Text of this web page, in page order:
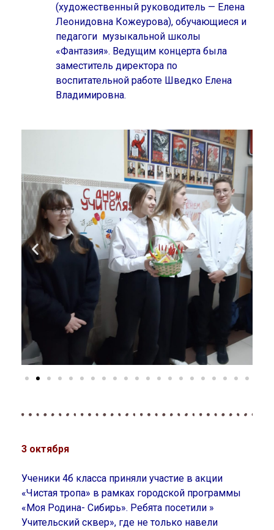
(художественный руководитель — Елена
Леонидовна Кожеурова), обучающиеся и
педагоги музыкальной школы
«Фантазия». Ведущим концерта была
заместитель директора по
воспитательной работе Шведко Елена
Владимировна.
3 октября
Ученики 4б класса приняли участие в акции
«Чистая тропа» в рамках городской программы
«Моя Родина- Сибирь». Ребята посетили »
Учительский сквер», где не только навели